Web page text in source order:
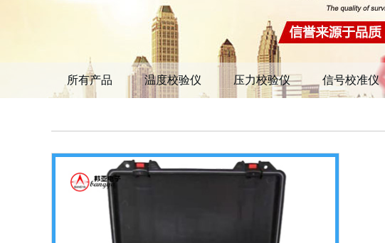
所有产品 温度校验仪 压力校验仪 信号校准仪